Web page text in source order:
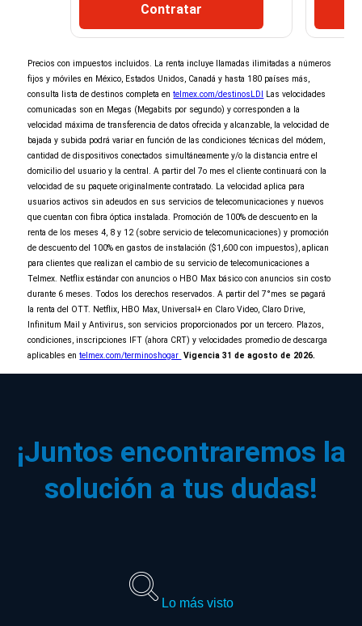
Contratar
×
No seleccionaste ninguna promoción de
entretenimiento
Al Contratar
y domiciliar tu pago
elige 2 de 3
6 meses van por nuestra cuenta
Continuar orden
Precios con impuestos incluidos. La renta incluye llamadas ilimitadas a números
fijos y móviles en México, Estados Unidos, Canadá y hasta 180 países más,
consulta lista de destinos completa entelmex.com/destinosLDI
Las velocidades
comunicadas son en Megas (Megabits por segundo) y corresponden a la
velocidad máxima de transferencia de datos ofrecida y alcanzable, la velocidad de
bajada y subida podrá variar en función de las condiciones técnicas del módem,
cantidad de dispositivos conectados simultáneamente y/o la distancia entre el
domicilio del usuario y la central. A partir del 7o mes el cliente continuará con la
velocidad de su paquete originalmente contratado. La velocidad aplica para
usuarios activos sin adeudos en sus servicios de telecomunicaciones y nuevos
que cuentan con fibra óptica instalada. Promoción de 100% de descuento en la
renta de los meses 4, 8 y 12 (sobre servicio de telecomunicaciones) y promoción
de descuento del 100% en gastos de instalación ($1,600 con impuestos), aplican
para clientes que realizan el cambio de su servicio de telecomunicaciones a
Telmex. Netflix estándar con anuncios o HBO Max básico con anuncios sin costo
durante 6 meses. Todos los derechos reservados. A partir del 7°mes se pagará
la renta del OTT. Netflix, HBO Max, Universal+ en Claro Video, Claro Drive,
Infinitum Mail y Antivirus, son servicios proporcionados por un tercero. Plazos,
condiciones, inscripciones IFT (ahora CRT) y velocidades promedio de descarga
aplicables entelmex.com/terminoshogar Vigencia 31 de agosto de 2026.
¡Juntos encontraremos la
solución a tus dudas!
Lo más visto